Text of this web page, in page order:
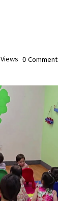
Views 0